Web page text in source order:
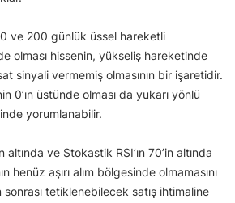
ve 200 günlük üssel hareketli
olması hissenin, yükseliş hareketinde
sinyali vermemiş olmasının bir işaretidir.
0’ın üstünde olması da yukarı yönlü
yorumlanabilir.
ve Stokastik RSI’ın 70’in altında
henüz aşırı alım bölgesinde olmamasını
sonrası tetiklenebilecek satış ihtimaline